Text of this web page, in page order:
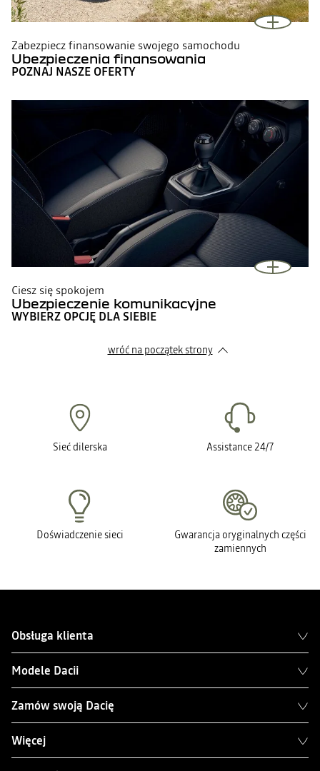
Zabezpiecz finansowanie swojego samochodu
Ubezpieczenia finansowania
POZNAJ NASZE OFERTY
Ciesz się spokojem
Ubezpieczenie komunikacyjne
WYBIERZ OPCJĘ DLA SIEBIE
wróć na początek strony
Sieć dilerska Assistance 24/7
Doświadczenie sieci
Gwarancja oryginalnych części
zamiennych
Obsługa klienta
Modele Dacii
Zamów swoją Dacię
Więcej